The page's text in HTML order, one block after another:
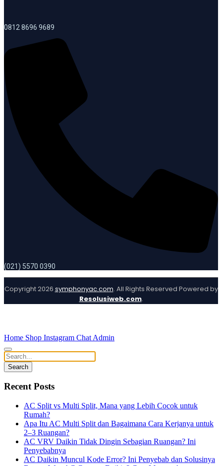
0812 8696 9689
(021) 5570 0390
Copyright 2026 symphonyac.com. All Rights Reserved Powered by
Resolusiweb.com.
Home Shop Instagram Chat Admin
Search
Recent Posts
AC Split vs Multi Split, Mana yang Lebih Cocok untuk
Rumah?
Apa Itu AC Multi Split dan Bagaimana Cara Kerjanya untuk
2–3 Ruangan?
AC VRV Daikin Tidak Dingin Sebagian Ruangan? Ini
Penyebabnya
AC Daikin Muncul Kode Error? Ini Penyebab dan Solusinya